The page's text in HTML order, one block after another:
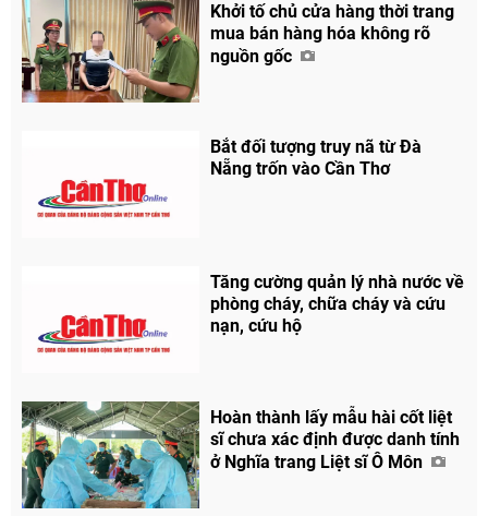
Khởi tố chủ cửa hàng thời trang
mua bán hàng hóa không rõ
nguồn gốc
Bắt đối tượng truy nã từ Đà
Nẵng trốn vào Cần Thơ
Tăng cường quản lý nhà nước về
phòng cháy, chữa cháy và cứu
nạn, cứu hộ
Hoàn thành lấy mẫu hài cốt liệt
sĩ chưa xác định được danh tính
ở Nghĩa trang Liệt sĩ Ô Môn